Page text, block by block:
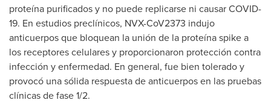
proteína purificados y no puede replicarse ni causar COVID-
19. En estudios preclínicos, NVX-CoV2373 indujo
anticuerpos que bloquean la unión de la proteína spike a
los receptores celulares y proporcionaron protección contra
infección y enfermedad. En general, fue bien tolerado y
provocó una sólida respuesta de anticuerpos en las pruebas
clínicas de fase 1/2.